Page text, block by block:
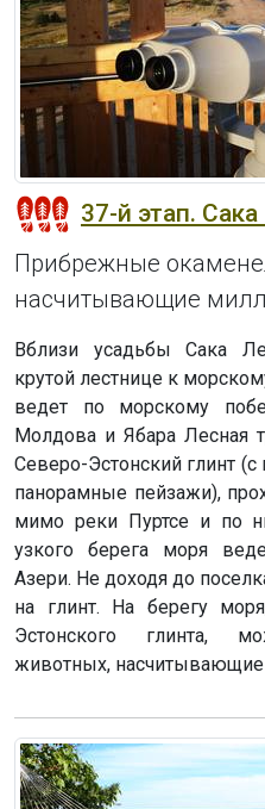
37-й этап.
Прибрежные
насчитывающие
Вблизи усадьбы Сака
крутой лестнице к
ведет по морскому
Молдова и Ябара Лесная
Северо-Эстонский глинт
панорамные пейзажи),
мимо реки Пуртсе и по
узкого берега моря
Азери. Не доходя до
на глинт. На берегу
Эстонского глинта,
животных, насчитывающие